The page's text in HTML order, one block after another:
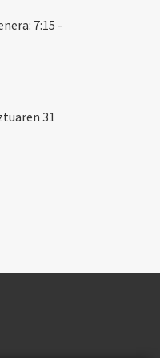
7:15 -
31